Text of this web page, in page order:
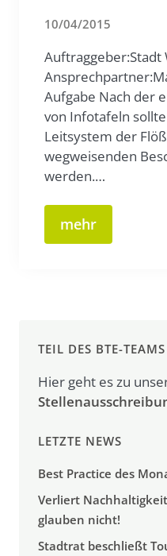
10/04/2015
Auftraggeber:Stadt
Aufgabe Nach der
von Infotafeln
Leitsystem der
wegweisenden
werden.…
mehr
TEIL DES BTE-
Hier geht es zu
LETZTE NEWS
Best Practice des
Verliert
glauben nicht!
Stadtrat beschließt